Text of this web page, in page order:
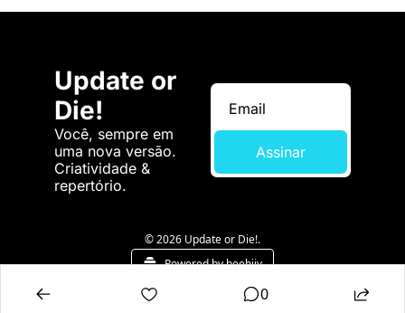
Update or
Die!
Você, sempre em
uma nova versão.
Criatividade &
repertório.
Assinar
© 2026 Update or Die!.
Powered by beehiiv
0